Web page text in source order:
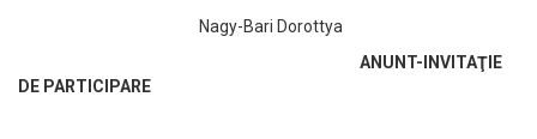
Nagy-Bari Dorottya
ANUNT-INVITAŢIE
DE PARTICIPARE